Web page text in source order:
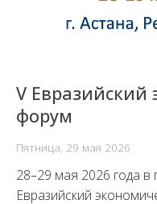
V Евразийский
форум
Пятница, 29 мая 2026
28–29 мая 2026 года в
Евразийский